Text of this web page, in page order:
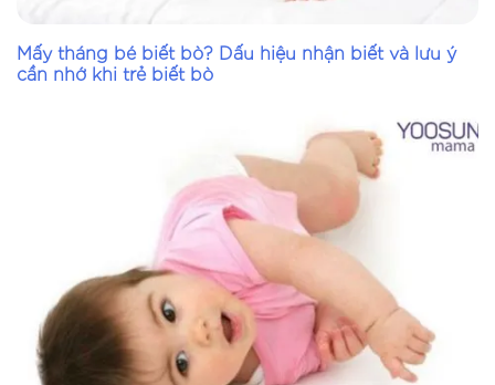
Số lượng
Mấy tháng bé biết bò? Dấu hiệu nhận biết và lưu ý
cần nhớ khi trẻ biết bò